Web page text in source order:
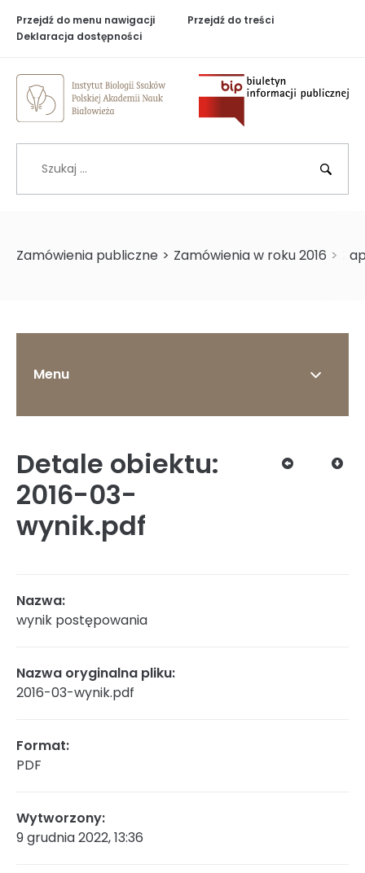
Przejdź do menu nawigacji
Przejdź do treści
Deklaracja dostępności
Biuletyn
Szukaj
>
Zamówienia publiczne > Zamówienia w roku 2016 >
Menu
O Instytucie
Dyrekcja
Struktura organizacyjna
Rada Naukowa
Szkoła doktorska Bioplanet
Detale obiektu:
2016-03-
wynik.pdf
Nazwa:
wynik postępowania
Nazwa oryginalna pliku:
2016-03-wynik.pdf
Format:
PDF
Wytworzony:
9 grudnia 2022, 13:36